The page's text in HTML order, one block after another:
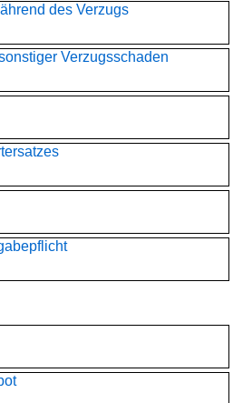
des Verzugs
Verzugsschaden